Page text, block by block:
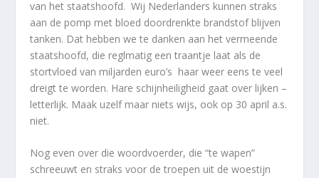
van het staatshoofd. Wij Nederlanders kunnen straks
aan de pomp met bloed doordrenkte brandstof blijven
tanken. Dat hebben we te danken aan het vermeende
staatshoofd, die reglmatig een traantje laat als de
stortvloed van miljarden euro’s haar weer eens te veel
dreigt te worden. Hare schijnheiligheid gaat over lijken –
letterlijk. Maak uzelf maar niets wijs, ook op 30 april a.s.
niet.
Nog even over die woordvoerder, die “te wapen”
schreeuwt en straks voor de troepen uit de woestijn